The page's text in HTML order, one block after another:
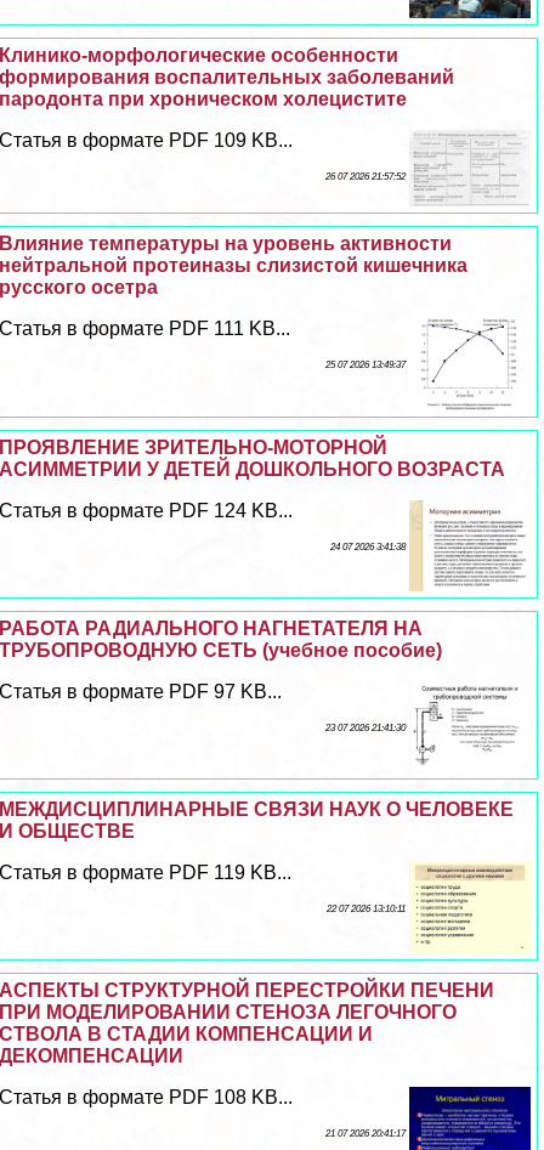
Клинико-морфологические особенности
формирования воспалительных заболеваний
пародонта при хроническом холецистите
Статья в формате PDF 109 KB...
26 07 2026 21:57:52
Влияние температуры на уровень активности
нейтральной протеиназы слизистой кишечника
русского осетра
Статья в формате PDF 111 KB...
25 07 2026 13:49:37
ПРОЯВЛЕНИЕ ЗРИТЕЛЬНО-МОТОРНОЙ
АСИММЕТРИИ У ДЕТЕЙ ДОШКОЛЬНОГО ВОЗРАСТА
Статья в формате PDF 124 KB...
24 07 2026 3:41:38
РАБОТА РАДИАЛЬНОГО НАГНЕТАТЕЛЯ НА
ТРУБОПРОВОДНУЮ СЕТЬ (учебное пособие)
Статья в формате PDF 97 KB...
23 07 2026 21:41:30
МЕЖДИСЦИПЛИНАРНЫЕ СВЯЗИ НАУК О ЧЕЛОВЕКЕ
И ОБЩЕСТВЕ
Статья в формате PDF 119 KB...
22 07 2026 13:10:11
АСПЕКТЫ СТРУКТУРНОЙ ПЕРЕСТРОЙКИ ПЕЧЕНИ
ПРИ МОДЕЛИРОВАНИИ СТЕНОЗА ЛЕГОЧНОГО
СТВОЛА В СТАДИИ КОМПЕНСАЦИИ И
ДЕКОМПЕНСАЦИИ
Статья в формате PDF 108 KB...
21 07 2026 20:41:17